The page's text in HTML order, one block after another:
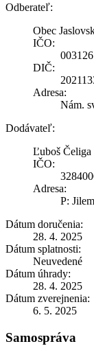
Odberateľ:
Obec
IČO:
DIČ:
Adresa:
Nám.
Dodávateľ:
Ľuboš
IČO:
Adresa:
P:
Dátum doručenia:
28. 4. 2025
Dátum splatnosti:
Neuvedené
Dátum úhrady:
28. 4. 2025
Dátum zverejnenia:
6. 5. 2025
Samospráva